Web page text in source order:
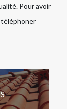
Pour avoir
téléphoner